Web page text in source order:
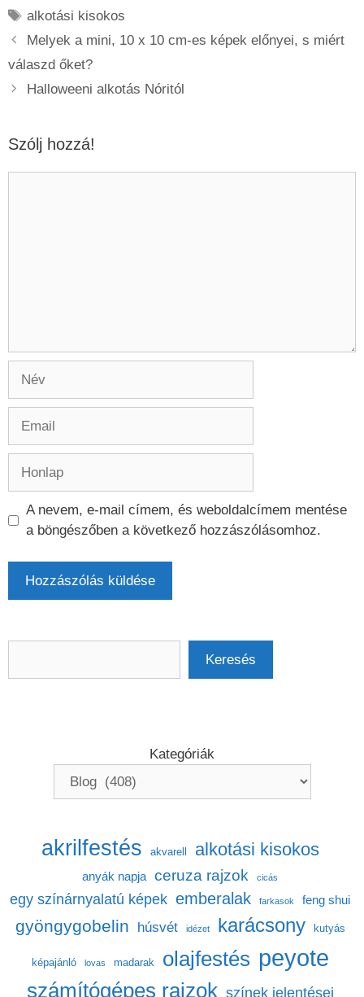
Címkék
alkotási kisokos
Melyek a mini, 10 x 10 cm-es képek előnyei, s miért
válaszd őket?
Halloweeni alkotás Nóritól
Szólj hozzá!
A nevem, e-mail címem, és weboldalcímem mentése
a böngészőben a következő hozzászólásomhoz.
Keresés
Kategóriák
akrilfestés akvarell alkotási kisokos
anyák napja ceruza rajzok cicás
egy színárnyalatú képek emberalak farkasok feng shui
gyöngygobelin húsvét idézet karácsony kutyás
képajánló lovas madarak olajfestés peyote
számítógépes rajzok színek jelentései